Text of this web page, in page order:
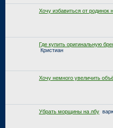
Хочу избавиться от родинок
Где купить оригинальную
Кристиан
Хочу немного увеличить
Убрать морщины на лбу